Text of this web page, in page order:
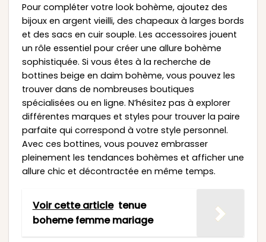
Pour compléter votre look bohème, ajoutez des
bijoux en argent vieilli, des chapeaux à larges bords
et des sacs en cuir souple. Les accessoires jouent
un rôle essentiel pour créer une allure bohème
sophistiquée. Si vous êtes à la recherche de
bottines beige en daim bohème, vous pouvez les
trouver dans de nombreuses boutiques
spécialisées ou en ligne. N’hésitez pas à explorer
différentes marques et styles pour trouver la paire
parfaite qui correspond à votre style personnel.
Avec ces bottines, vous pouvez embrasser
pleinement les tendances bohèmes et afficher une
allure chic et décontractée en même temps.
Voir cette article tenue
boheme femme mariage